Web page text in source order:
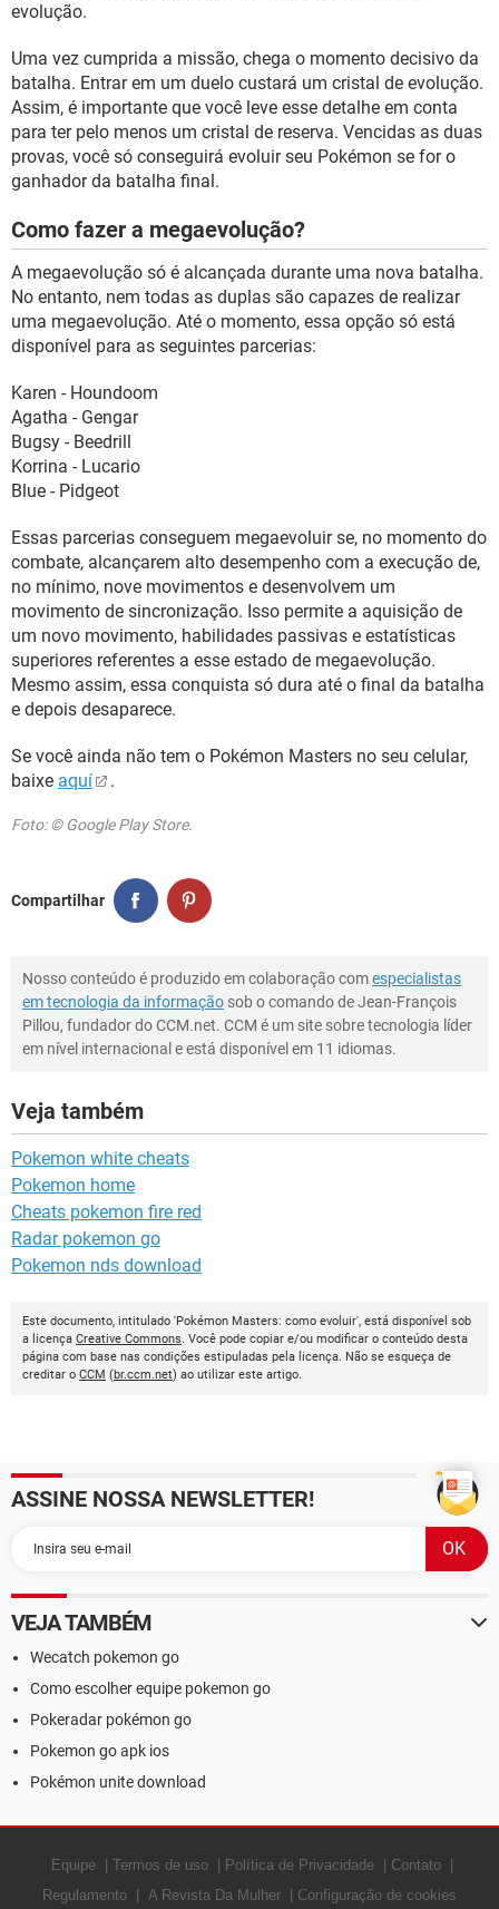
evolução.
Uma vez cumprida a missão, chega o momento decisivo da
batalha. Entrar em um duelo custará um cristal de evolução.
Assim, é importante que você leve esse detalhe em conta
para ter pelo menos um cristal de reserva. Vencidas as duas
provas, você só conseguirá evoluir seu Pokémon se for o
ganhador da batalha final.
Como fazer a megaevolução?
A megaevolução só é alcançada durante uma nova batalha.
No entanto, nem todas as duplas são capazes de realizar
uma megaevolução. Até o momento, essa opção só está
disponível para as seguintes parcerias:
Karen - Houndoom
Agatha - Gengar
Bugsy - Beedrill
Korrina - Lucario
Blue - Pidgeot
Essas parcerias conseguem megaevoluir se, no momento do
combate, alcançarem alto desempenho com a execução de,
no mínimo, nove movimentos e desenvolvem um
movimento de sincronização. Isso permite a aquisição de
um novo movimento, habilidades passivas e estatísticas
superiores referentes a esse estado de megaevolução.
Mesmo assim, essa conquista só dura até o final da batalha
e depois desaparece.
Se você ainda não tem o Pokémon Masters no seu celular,
baixe aquí .
Foto: © Google Play Store.
Compartilhar
Nosso conteúdo é produzido em colaboração comespecialistas
em tecnologia da informação sob o comando de Jean-François
Pillou, fundador do CCM.net. CCM é um site sobre tecnologia líder
em nível internacional e está disponível em 11 idiomas.
Veja também
Pokemon white cheats
Pokemon home
Cheats pokemon fire red
Radar pokemon go
Pokemon nds download
Este documento, intitulado 'Pokémon Masters: como evoluir', está disponível sob
a licença Creative Commons. Você pode copiar e/ou modificar o conteúdo desta
página com base nas condições estipuladas pela licença. Não se esqueça de
creditar o CCM (br.ccm.net) ao utilizar este artigo.
ASSINE NOSSA NEWSLETTER!
VEJA TAMBÉM
Wecatch pokemon go
Como escolher equipe pokemon go
Pokeradar pokémon go
Pokemon go apk ios
Pokémon unite download
Equipe Termos de uso Política de Privacidade
Contato
Regulamento
A Revista Da Mulher Configuração de cookies